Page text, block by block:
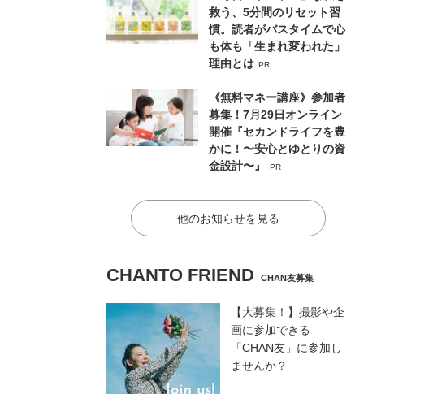
救う、5分間のリセット習
慣。読者がバスタイムで心
も体も「生まれ変われた」
理由とは PR
《無料マネー講座》参加者
募集！7月29日オンライン
開催『セカンドライフを豊
かに！〜安心とゆとりの資
金設計〜』
PR
他のお知らせを見る
CHANTO FRIEND CHAN友募集
【大募集！】撮影や企
画に参加できる
「CHAN友」に参加し
ませんか？